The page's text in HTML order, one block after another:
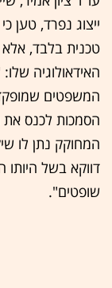
ייצוג נפרד, טען
טכנית בלבד,
האידאולוגיה
המשפטים
הסמכות לכנס את
המחוקק נתן לו
דווקא בשל
שופטים".